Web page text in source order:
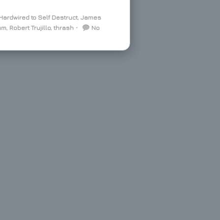
to Self Destruct, James
, Robert Trujillo, thrash ⋅
No